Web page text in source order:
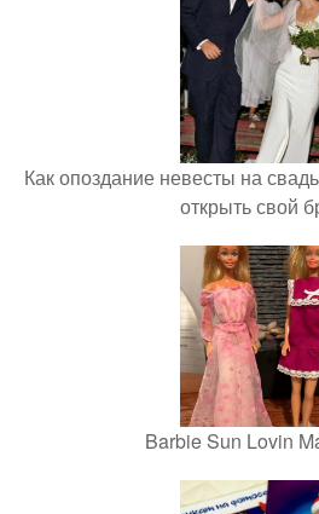
Как опоздание невесты на
открыть свой
Barbie Sun Lovin